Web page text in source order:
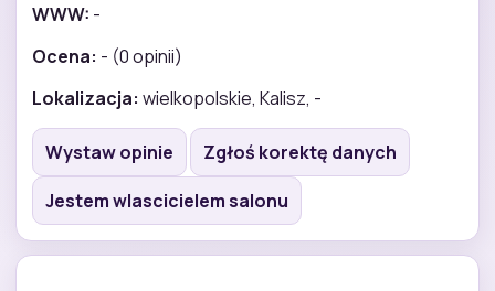
WWW: -
Ocena: - (0 opinii)
Lokalizacja: wielkopolskie, Kalisz, -
Wystaw opinie
Zgłoś korektę danych
Jestem wlascicielem salonu